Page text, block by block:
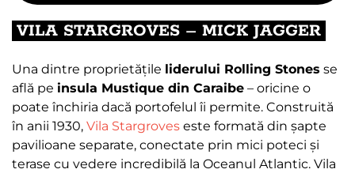
​VILA STARGROVES – MICK JAGGER
Una dintre proprietățile liderului Rolling Stones se
află pe insula Mustique din Caraibe – oricine o
poate închiria dacă portofelul îi permite. Construită
în anii 1930, Vila Stargroves este formată din șapte
pavilioane separate, conectate prin mici poteci și
terase cu vedere incredibilă la Oceanul Atlantic. Vila